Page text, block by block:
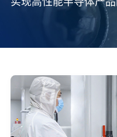
支持
中文